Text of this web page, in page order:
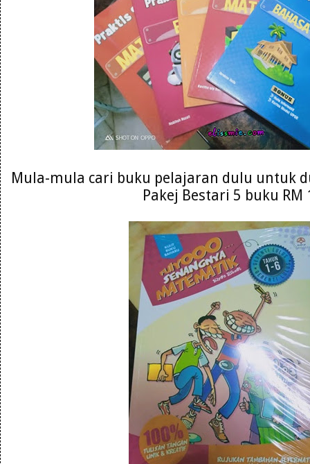
Mula-mula cari buku pelajaran dulu untuk
Pakej Bestari 5 buku RM